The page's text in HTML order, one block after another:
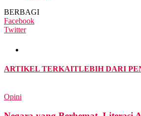
BERBAGI
Facebook
Twitter
ARTIKEL TERKAITLEBIH DARI
Opini